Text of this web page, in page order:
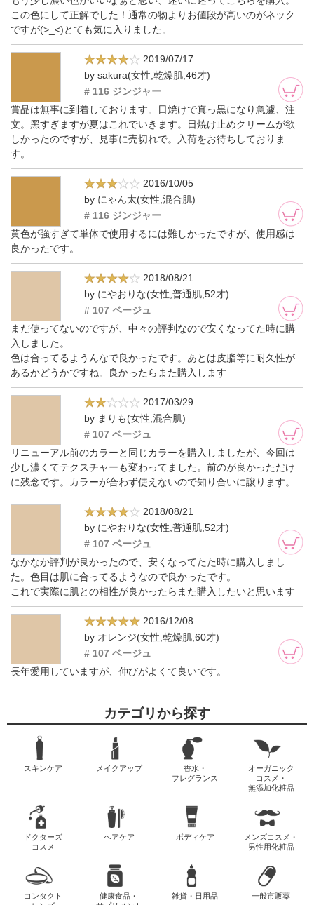
この色にして正解でした！通常の物よりお値段が高いのがネック
ですが(>_<)とても気に入りました。
2019/07/17
by sakura(女性,乾燥肌,46才)
# 116 ジンジャー
賞品は無事に到着しております。日焼けで真っ黒になり急遽、注
文。黑すぎますが夏はこれでいきます。日焼け止めクリームが欲
しかったのですが、見事に売切れで。入荷をお待ちしておりま
す。
2016/10/05
by にゃん太(女性,混合肌)
# 116 ジンジャー
黄色が強すぎて単体で使用するには難しかったですが、使用感は
良かったです。
2018/08/21
by にやおりな(女性,普通肌,52才)
# 107 ベージュ
まだ使ってないのですが、中々の評判なので安くなってた時に購
入しました。
色は合ってるようんなで良かったです。あとは皮脂等に耐久性が
あるかどうかですね。良かったらまた購入します
2017/03/29
by まりも(女性,混合肌)
# 107 ベージュ
リニューアル前のカラーと同じカラーを購入しましたが、今回は
少し濃くてテクスチャーも変わってました。前のが良かっただけ
に残念です。カラーが合わず使えないので知り合いに譲ります。
2018/08/21
by にやおりな(女性,普通肌,52才)
# 107 ベージュ
なかなか評判が良かったので、安くなってたた時に購入しまし
た。色目は肌に合ってるようなので良かったです。
これで実際に肌との相性が良かったらまた購入したいと思います
2016/12/08
by オレンジ(女性,乾燥肌,60才)
# 107 ベージュ
長年愛用していますが、伸びがよくて良いです。
カテゴリから探す
スキンケア メイクアップ
香水・
フレグランス
オーガニック
コスメ・
無添加化粧品
ドクターズ
コスメ
ヘアケア ボディケア
メンズコスメ・
男性用化粧品
コンタクト
健康食品・
雑貨・日用品 一般市販薬